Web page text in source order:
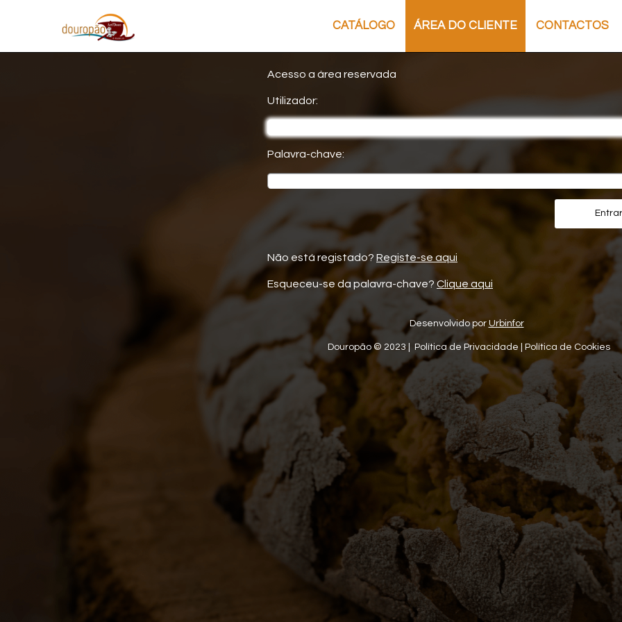
CATÁLOGO ÁREA DO CLIENTE CONTACTOS
Acesso a área reservada
Utilizador:
Palavra-chave:
Entrar
Não está registado? Registe-se aqui
Esqueceu-se da palavra-chave? Clique aqui
Desenvolvido por Urbinfor
Douropão © 2023 | Política de Privacidade Política de Cookies